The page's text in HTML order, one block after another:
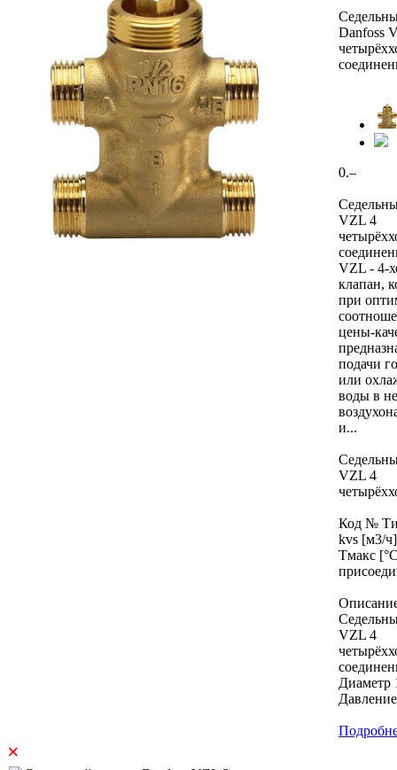
Danfoss
0.–
VZL 4
VZL - 4-
клапан,
при
цены-
подачи
или
воды в
и...
VZL 4
Код №
kvs [м3/
Тмакс
VZL 4
Диаметр
×